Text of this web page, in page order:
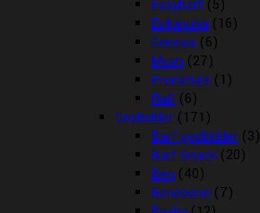
Easybarf (5)
Eukanuba (16)
Genesis (6)
Mush (27)
Pronature (1)
Rafi (6)
Godbidder (171)
Barf godbidder (3)
Barf Snack (20)
Ben (40)
Benebone (7)